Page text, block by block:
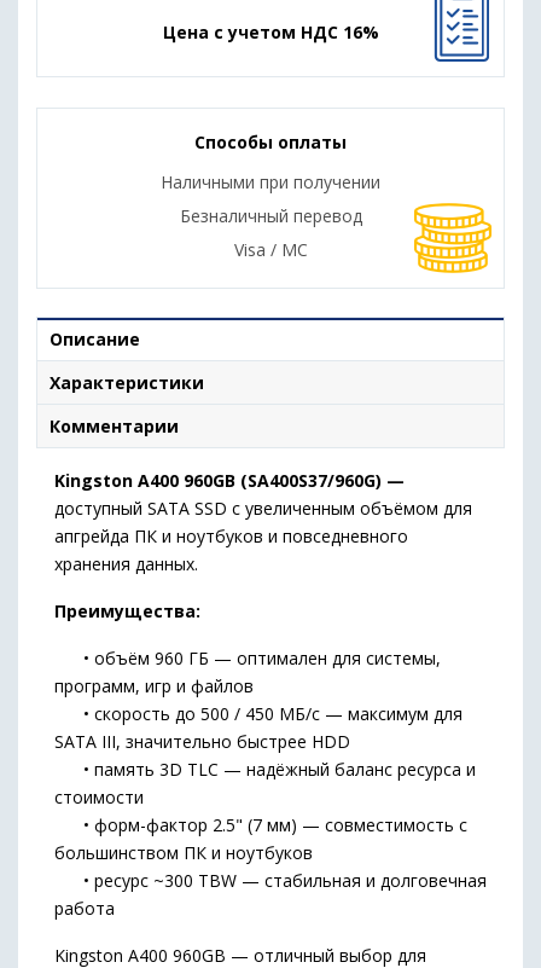
Цена с учетом НДС 16%
Способы оплаты
Наличными при получении
Безналичный перевод
Visa / MC
Описание
Характеристики
Комментарии
Kingston A400 960GB (SA400S37/960G) —
доступный SATA SSD с увеличенным объёмом для
апгрейда ПК и ноутбуков и повседневного
хранения данных.
Преимущества:
• объём 960 ГБ — оптимален для системы,
программ, игр и файлов
• скорость до 500 / 450 МБ/с — максимум для
SATA III, значительно быстрее HDD
• память 3D TLC — надёжный баланс ресурса и
стоимости
• форм-фактор 2.5" (7 мм) — совместимость с
большинством ПК и ноутбуков
• ресурс ~300 TBW — стабильная и долговечная
работа
Kingston A400 960GB — отличный выбор для